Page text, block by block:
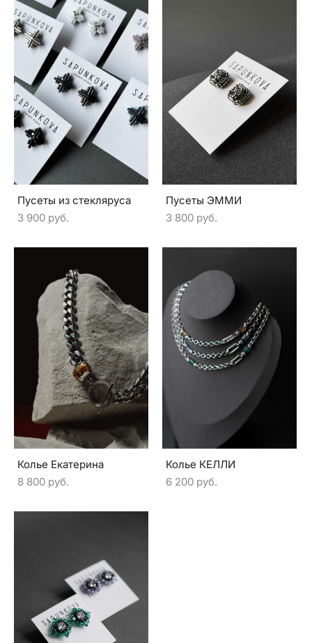
Пусеты из стекляруса
3 900 pуб.
Пусеты ЭММИ
3 800 pуб.
Колье Екатерина
8 800 pуб.
Колье КЕЛЛИ
6 200 pуб.